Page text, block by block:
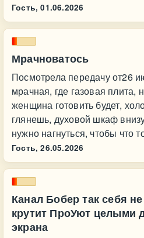
Гость, 01.06.2026
Мрачноватось
Посмотрела передачу от26
мрачная, где газовая плита,
женщина готовить будет,
глянешь, духовой шкаф
нужно нагнуться, чтобы что
Гость, 26.05.2026
Канал Бобер так себя
крутит ПроУют целыми
экрана